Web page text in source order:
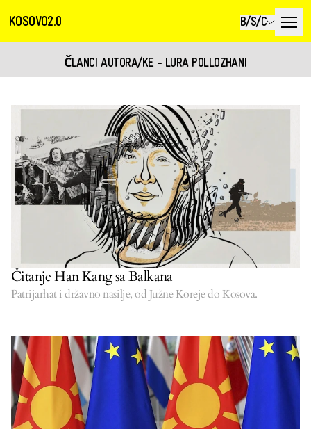
KOSOVO2.0 B/S/C
ČLANCI AUTORA/KE - LURA POLLOZHANI
Čitanje Han Kang sa Balkana
Patrijarhat i državno nasilje, od Južne Koreje do Kosova.